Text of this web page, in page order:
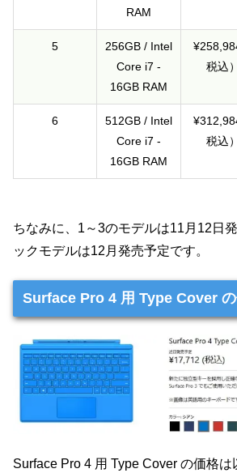
RAM
5
256GB / Intel
Core i7 -
16GB RAM
税込）
6
512GB / Intel
Core i7 -
16GB RAM
税込）
ちなみに、1～3のモデルは11月12日
ックモデルは12月発売予定です。
Surface Pro 4 用 Type Cover
Surface Pro 4 用 Type Cover の価格は